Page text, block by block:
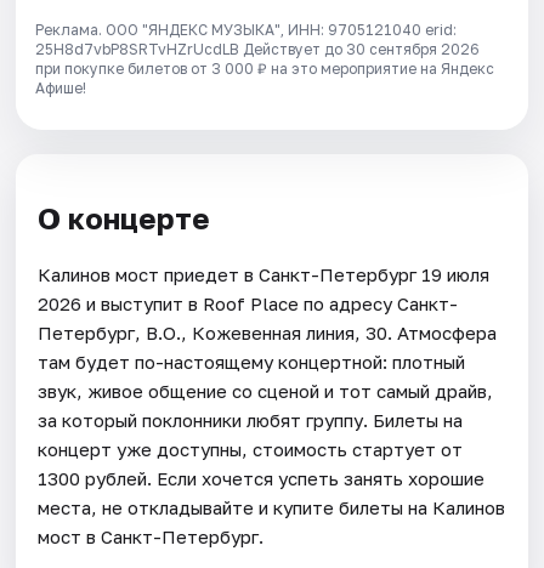
Реклама. ООО "ЯНДЕКС МУЗЫКА", ИНН: 9705121040 erid:
25H8d7vbP8SRTvHZrUcdLB Действует до 30 сентября 2026
при покупке билетов от 3 000 ₽ на это мероприятие на Яндекс
Афише!
О концерте
Калинов мост приедет в Санкт-Петербург 19 июля
2026 и выступит в Roof Place по адресу Санкт-
Петербург, В.О., Кожевенная линия, 30. Атмосфера
там будет по-настоящему концертной: плотный
звук, живое общение со сценой и тот самый драйв,
за который поклонники любят группу. Билеты на
концерт уже доступны, стоимость стартует от
1300 рублей. Если хочется успеть занять хорошие
места, не откладывайте и купите билеты на Калинов
мост в Санкт-Петербург.